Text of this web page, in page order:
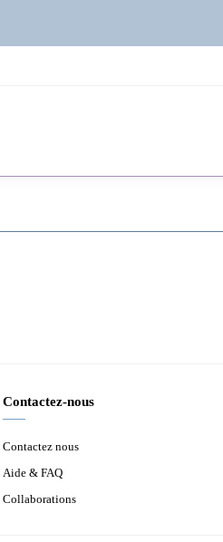
Contactez-nous
Contactez nous
Aide & FAQ
Collaborations